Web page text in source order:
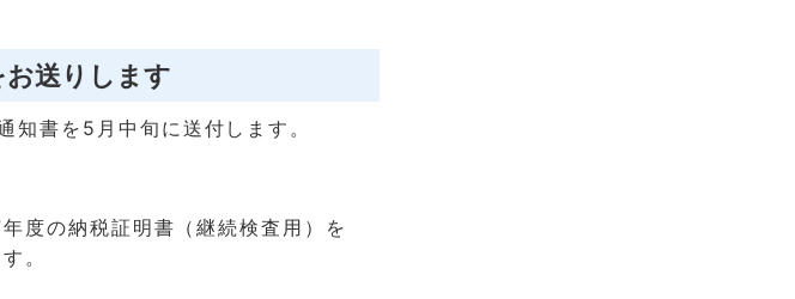
送りします
知書を5月中旬に送付します。
度の納税証明書（継続検査用）を
。